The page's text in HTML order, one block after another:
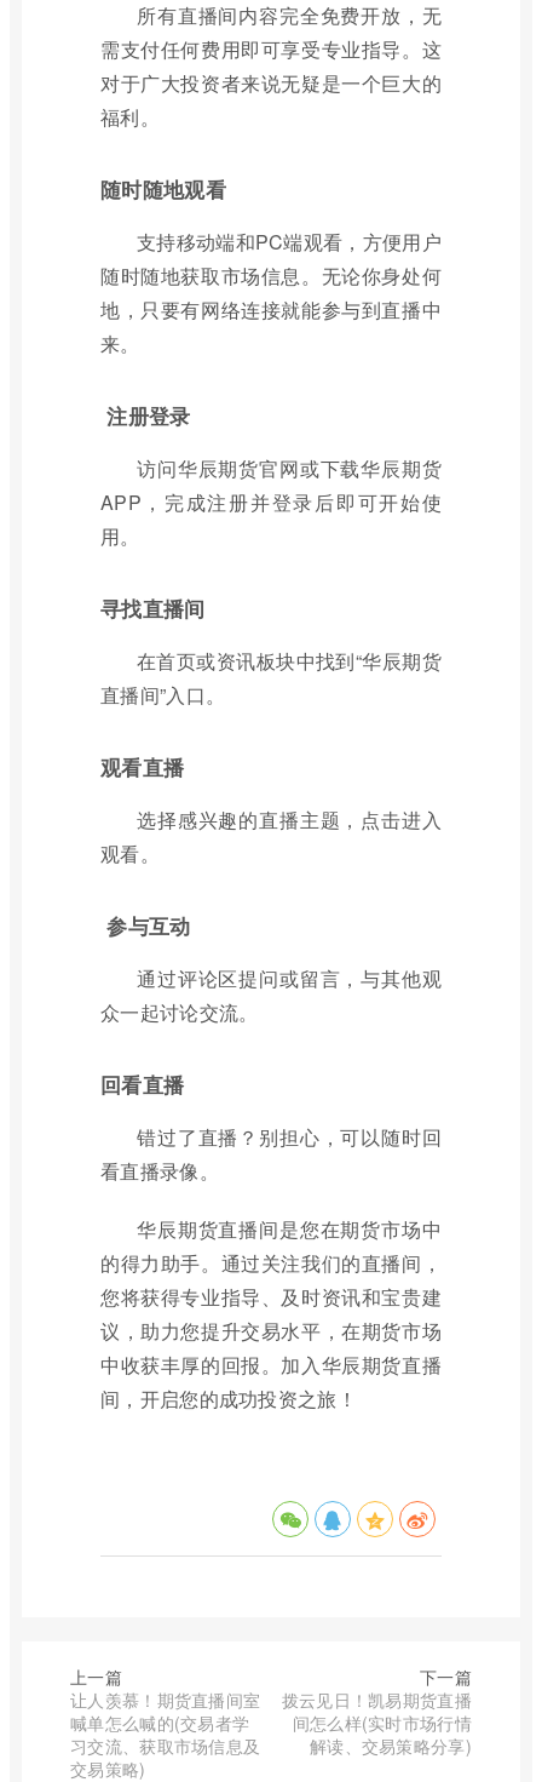
所有直播间内容完全免费开放，无
需支付任何费用即可享受专业指导。这
对于广大投资者来说无疑是一个巨大的
福利。
随时随地观看
支持移动端和PC端观看，方便用户
随时随地获取市场信息。无论你身处何
地，只要有网络连接就能参与到直播中
来。
注册登录
访问华辰期货官网或下载华辰期货
APP，完成注册并登录后即可开始使
用。
寻找直播间
在首页或资讯板块中找到“华辰期货
直播间”入口。
观看直播
选择感兴趣的直播主题，点击进入
观看。
参与互动
通过评论区提问或留言，与其他观
众一起讨论交流。
回看直播
错过了直播？别担心，可以随时回
看直播录像。
华辰期货直播间是您在期货市场中
的得力助手。通过关注我们的直播间，
您将获得专业指导、及时资讯和宝贵建
议，助力您提升交易水平，在期货市场
中收获丰厚的回报。加入华辰期货直播
间，开启您的成功投资之旅！
上一篇
让人羡慕！期货直播间室
喊单怎么喊的(交易者学
习交流、获取市场信息及
交易策略)
下一篇
拨云见日！凯易期货直播
间怎么样(实时市场行情
解读、交易策略分享)